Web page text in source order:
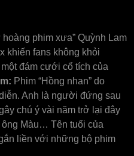
hoàng phim xưa” Quỳnh Lam
khiến fans không khỏi
đám cưới cổ tích của
Phim “Hồng nhan” do
Anh là người đứng sau
chú ý vài năm trở lại đây
ông Màu… Tên tuổi của
liền với những bộ phim